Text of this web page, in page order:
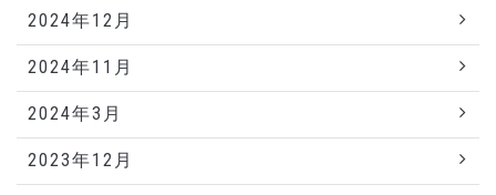
2024年12月
2024年11月
2024年3月
2023年12月